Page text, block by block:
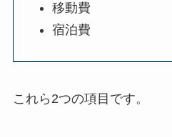
移動費
宿泊費
これら2つの項目です。